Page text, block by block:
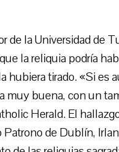
de la Universidad de
la reliquia podría
hubiera tirado. «Si es
muy buena, con un
Herald. El
de Dublín,